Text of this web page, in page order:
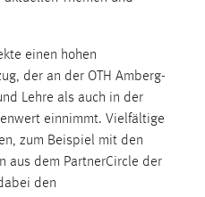
einen hohen
der an der OTH Amberg-
Lehre als auch in der
einnimmt. Vielfältige
zum Beispiel mit den
aus dem PartnerCircle der
den
mibew_locale, mibew-
nutzen zu können.